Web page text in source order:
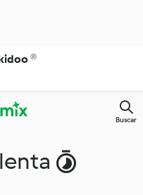
®
Buscar
